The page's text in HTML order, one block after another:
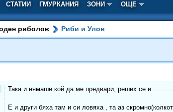
СТАТИИ ГМУРКАНИЯ ЗОНИ ОЩЕ
риболов Риби и Улов
Така и нямаше кой да ме предвари, реших се и
Е и други бяха там и си ловяха , та аз